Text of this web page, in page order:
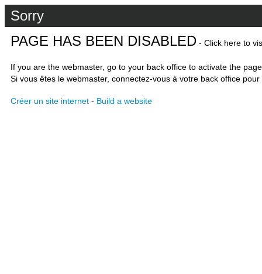
Sorry
PAGE HAS BEEN DISABLED - Click here to
If you are the webmaster, go to your back office to activate the
Si vous êtes le webmaster, connectez-vous à votre back office
Créer un site internet - Build a website